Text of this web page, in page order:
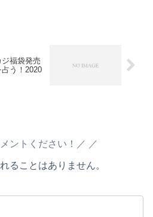
ジ福袋発売
う！2020
ントください！／
ることはありません。